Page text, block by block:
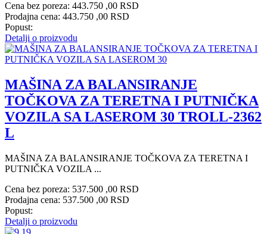
Cena bez poreza: 443.750 ,00 RSD
Prodajna cena: 443.750 ,00 RSD
Popust:
Detalji o proizvodu
MAŠINA ZA BALANSIRANJE
TOČKOVA ZA TERETNA I PUTNIČKA
VOZILA SA LASEROM 30 TROLL-2362
L
MAŠINA ZA BALANSIRANJE TOČKOVA ZA TERETNA I
PUTNIČKA VOZILA ...
Cena bez poreza: 537.500 ,00 RSD
Prodajna cena: 537.500 ,00 RSD
Popust:
Detalji o proizvodu